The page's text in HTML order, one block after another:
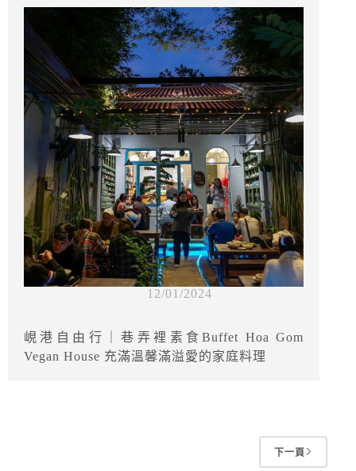
12/01/2024
峴港自由行｜巷弄裡素食Buffet Hoa Gom
Vegan House 充滿溫馨滿溢愛的家庭料理
下一頁